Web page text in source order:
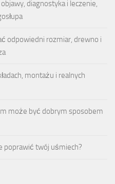
diagnostyka i leczenie,
odpowiedni rozmiar, drewno i
montażu i realnych
może być dobrym sposobem
poprawić twój uśmiech?